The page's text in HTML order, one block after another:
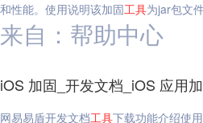
和性能。使用说明该加固工具为jar包文
来自：帮助中心
iOS 加固_开发文档_iOS 应用
网易易盾开发文档工具下载功能介绍使